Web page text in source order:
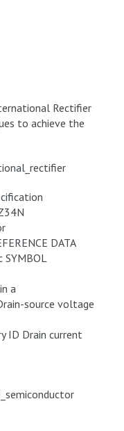
Rectifier
to achieve the
DATA
SYMBOL
a
source voltage
ID Drain current